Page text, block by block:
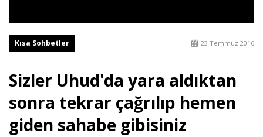
Kısa Sohbetler 23 Temmuz 2016
Sizler Uhud'da yara aldıktan
sonra tekrar çağrılıp hemen
giden sahabe gibisiniz